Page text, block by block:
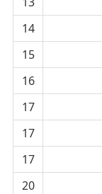
14
15
16
17
17
17
20